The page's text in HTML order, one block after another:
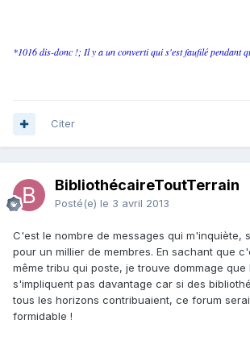
*1016 dis-donc !; Il y a un converti qui s'est faufilé pendant
Citer
BibliothécaireToutTerrain
Posté(e) le 3 avril 2013
C'est le nombre de messages qui m'inquiète,
pour un millier de membres. En sachant que
même tribu qui poste, je trouve dommage
s'impliquent pas davantage car si des
tous les horizons contribuaient, ce forum
formidable !